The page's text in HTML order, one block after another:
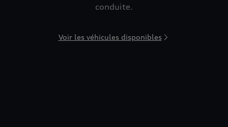
conduite.
Voir les véhicules disponibles